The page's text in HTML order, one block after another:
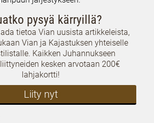
pysyä kärryillä?
tietoa Vian uusista artikkeleista,
Vian ja Kajastuksen yhteiselle
Kaikken Juhannukseen
kesken arvotaan 200€
lahjakortti!
Liity nyt